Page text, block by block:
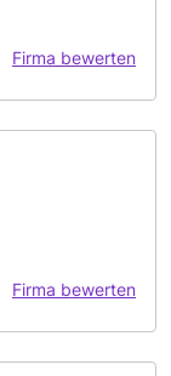
Firma bewerten
Firma bewerten